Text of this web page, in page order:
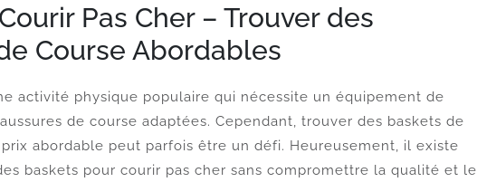
Pas Cher – Trouver des
Course Abordables
activité physique populaire qui nécessite un équipement de
de course adaptées. Cependant, trouver des baskets de
abordable peut parfois être un défi. Heureusement, il existe
baskets pour courir pas cher sans compromettre la qualité et le